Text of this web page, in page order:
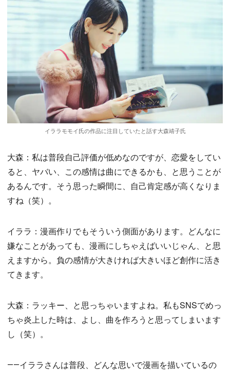
イララモモイ氏の作品に注目していたと話す大森靖子氏
大森：私は普段自己評価が低めなのですが、恋愛をしてい
ると、ヤバい、この感情は曲にできるかも、と思うことが
あるんです。そう思った瞬間に、自己肯定感が高くなりま
すね（笑）。
イララ：漫画作りでもそういう側面があります。どんなに
嫌なことがあっても、漫画にしちゃえばいいじゃん、と思
えますから。負の感情が大きければ大きいほど創作に活き
てきます。
大森：ラッキー、と思っちゃいますよね。私もSNSでめっ
ちゃ炎上した時は、よし、曲を作ろうと思ってしまいます
し（笑）。
――イララさんは普段、どんな思いで漫画を描いているの